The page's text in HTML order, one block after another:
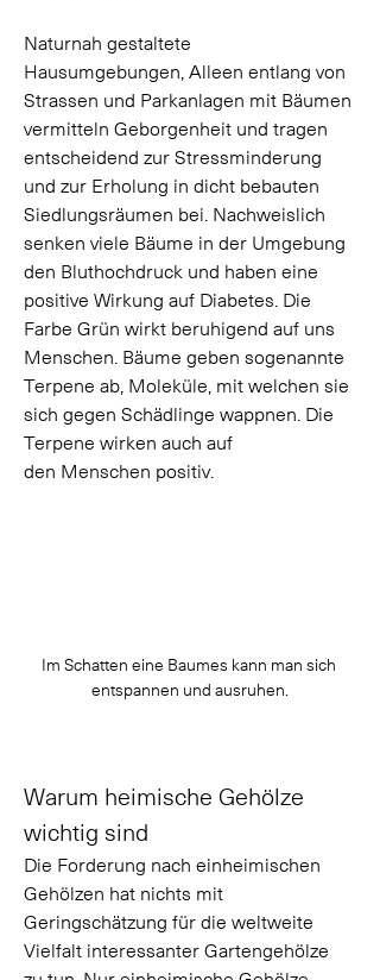
Naturnah gestaltete
Hausumgebungen, Alleen entlang von
Strassen und Parkanlagen mit Bäumen
vermitteln Geborgenheit und tragen
entscheidend zur Stressminderung
und zur Erholung in dicht bebauten
Siedlungsräumen bei. Nachweislich
senken viele Bäume in der Umgebung
den Bluthochdruck und haben eine
positive Wirkung auf Diabetes. Die
Farbe Grün wirkt beruhigend auf uns
Menschen. Bäume geben sogenannte
Terpene ab, Moleküle, mit welchen sie
sich gegen Schädlinge wappnen. Die
Terpene wirken auch auf
den Menschen positiv.
Im Schatten eine Baumes kann man sich
entspannen und ausruhen.
Warum heimische Gehölze
wichtig sind
Die Forderung nach einheimischen
Gehölzen hat nichts mit
Geringschätzung für die weltweite
Vielfalt interessanter Gartengehölze